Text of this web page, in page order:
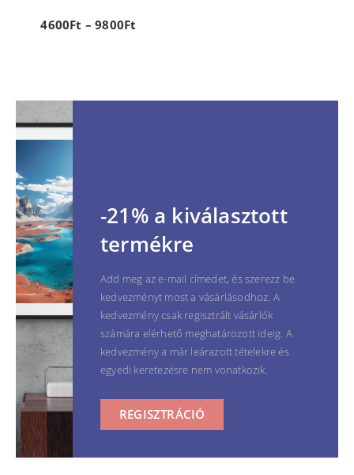
4600Ft –9800Ft
-21% a kiválasztott
termékre
Add meg az e-mail címedet, és szerezz be
kedvezményt most a vásárlásodhoz. A
kedvezmény csak regisztrált vásárlók
számára elérhető meghatározott ideig. A
kedvezmény a már leárazott tételekre és
egyedi keretezésre nem vonatkozik.
REGISZTRÁCIÓ